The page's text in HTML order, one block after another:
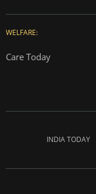
WELFARE:
Care Today
INDIA TODAY